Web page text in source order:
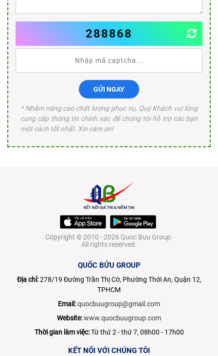
288868
GỬI NGAY
* Nhằm nâng cao chất lượng phục vụ, Quý Khách vui lòng
cung cấp thông tin chính xác để chúng tôi hỗ trợ các bạn
một cách tốt nhất. Xin cám ơn!
Copyright © 2010 - 2026 Quoc Buu Group.
All rights reserved.
QUỐC BỬU GROUP
Địa chỉ:278/19 Đường Trần Thị Cờ, Phường Thới An, Quận 12,
TPHCM
Email:quocbuugroup@gmail.com
Website:www.quocbuugroup.com
Thời gian làm việc:Từ thứ 2 - thứ 7, 08h00 - 17h00
KẾT NỐI VỚI CHÚNG TÔI